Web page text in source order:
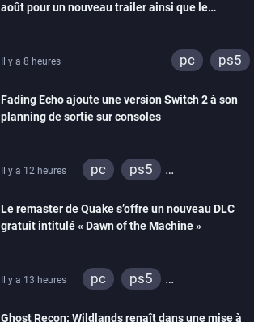
août pour un nouveau trailer ainsi que le
Il y a 8 heures pc ps5
Fading Echo ajoute une version Switch 2 à son
planning de sortie sur consoles
Il y a 12 heures pc
ps5
Le remaster de Quake s’offre un nouveau DLC
gratuit intitulé « Dawn of the Machine »
Il y a 13 heures pc
ps5
Ghost Recon: Wildlands renaît dans une mise à